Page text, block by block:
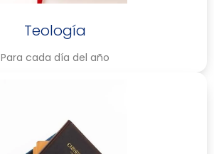
Teología
Para cada día del año